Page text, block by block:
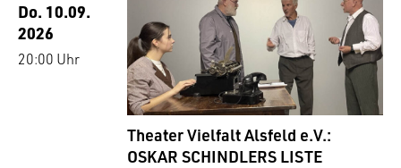
Do. 10.09.
2026
20:00 Uhr
Theater Vielfalt Alsfeld e.V.:
OSKAR SCHINDLERS LISTE